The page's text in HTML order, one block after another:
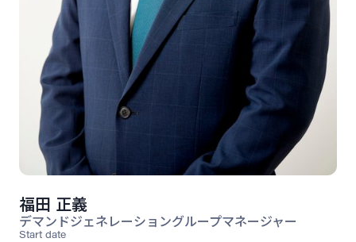
福田 正義
デマンドジェネレーショングループマネージャー
Start date